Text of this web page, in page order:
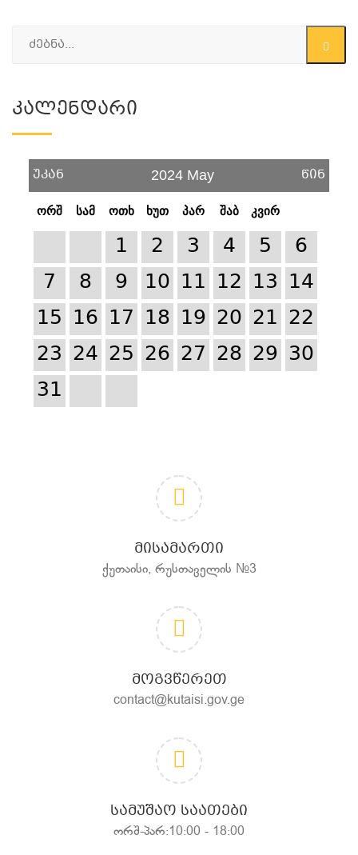
Კალენდარი
უკან 2024 May წინ
ორშ სამ ოთხ ხუთ პარ შაბ კვირ
1 2 3 4 5
6
7
8 9 10 11 12 13 14
15 16 17 18 19 20 21 22
23 24 25 26 27 28 29 30
31
ᲛᲘᲡᲐᲛᲐᲠᲗᲘ
ქუთაისი, რუსთაველის №3
ᲛᲝᲒᲕᲬᲔᲠᲔᲗ
contact@kutaisi.gov.ge
ᲡᲐᲛᲣᲨᲐᲝ ᲡᲐᲐᲗᲔᲑᲘ
ორშ-პარ:10:00 - 18:00